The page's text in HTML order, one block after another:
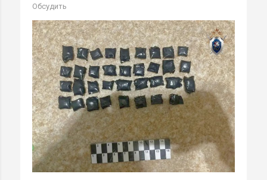
Обсудить